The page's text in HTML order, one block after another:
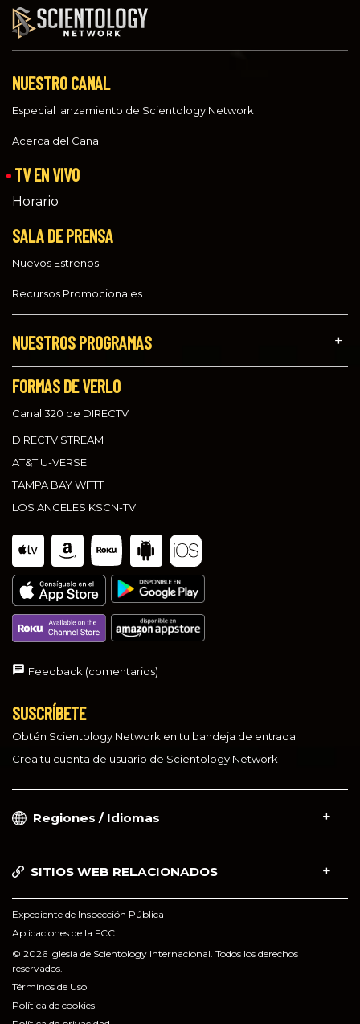
NUESTRO CANAL
Especial lanzamiento de Scientology Network
Acerca del Canal
TV EN VIVO
Horario
SALA DE PRENSA
Nuevos Estrenos
Recursos Promocionales
NUESTROS PROGRAMAS
FORMAS DE VERLO
Canal 320 de DIRECTV
DIRECTV STREAM
AT&T U-VERSE
TAMPA BAY WFTT
LOS ANGELES KSCN-TV
Feedback (comentarios)
SUSCRÍBETE
Obtén Scientology Network en tu bandeja de entrada
Crea tu cuenta de usuario de Scientology Network
Regiones / Idiomas
SITIOS WEB RELACIONADOS
Expediente de Inspección Pública
Aplicaciones de la FCC
© 2026 Iglesia de Scientology Internacional. Todos los derechos
reservados.
Términos de Uso
Política de cookies